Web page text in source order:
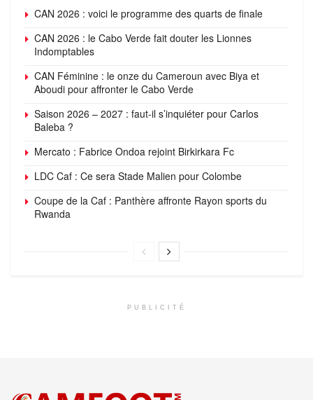
CAN 2026 : voici le programme des quarts de finale
CAN 2026 : le Cabo Verde fait douter les Lionnes
Indomptables
CAN Féminine : le onze du Cameroun avec Biya et
Aboudi pour affronter le Cabo Verde
Saison 2026 – 2027 : faut-il s’inquiéter pour Carlos
Baleba ?
Mercato : Fabrice Ondoa rejoint Birkirkara Fc
LDC Caf : Ce sera Stade Malien pour Colombe
Coupe de la Caf : Panthère affronte Rayon sports du
Rwanda
PUBLICITÉ